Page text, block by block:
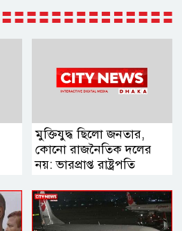
মুক্তিযুদ্ধ ছিলো জনতার,
কোনো রাজনৈতিক দলের
নয়: ভারপ্রাপ্ত রাষ্ট্রপতি